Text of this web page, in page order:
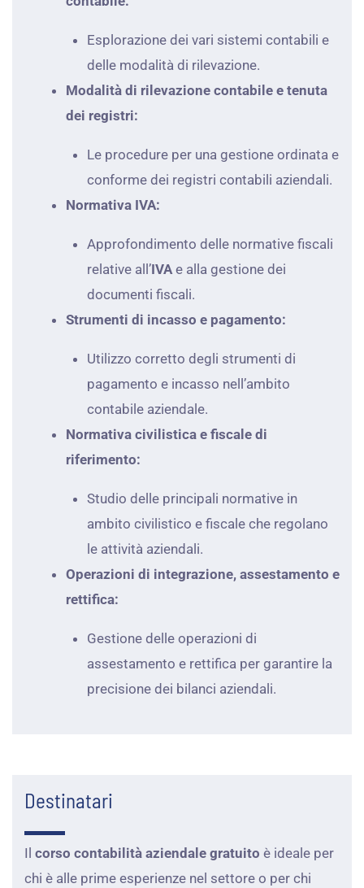
Esplorazione dei vari sistemi contabili e
delle modalità di rilevazione.
Modalità di rilevazione contabile e tenuta
dei registri:
Le procedure per una gestione ordinata e
conforme dei registri contabili aziendali.
Normativa IVA:
Approfondimento delle normative fiscali
relative all’IVAe alla gestione dei
documenti fiscali.
Strumenti di incasso e pagamento:
Utilizzo corretto degli strumenti di
pagamento e incasso nell’ambito
contabile aziendale.
Normativa civilistica e fiscale di
riferimento:
Studio delle principali normative in
ambito civilistico e fiscale che regolano
le attività aziendali.
Operazioni di integrazione, assestamento e
rettifica:
Gestione delle operazioni di
assestamento e rettifica per garantire la
precisione dei bilanci aziendali.
Destinatari
Il corso contabilità aziendale gratuito è ideale per
chi è alle prime esperienze nel settore o per chi